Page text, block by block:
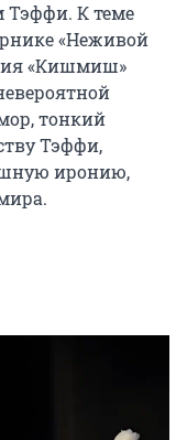
Тэффи. К теме
«Неживой
«Кишмиш»
тонкий
Тэффи,
иронию,